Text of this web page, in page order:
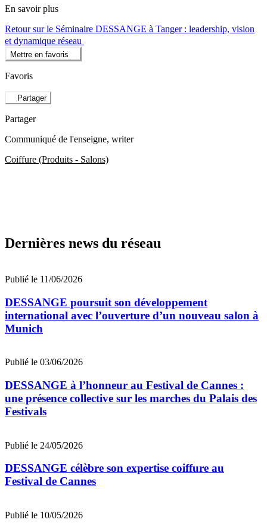
En savoir plus
Retour sur le Séminaire DESSANGE à Tanger : leadership, vision
et dynamique réseau
Mettre en favoris
Favoris
Partager
Partager
Communiqué de l'enseigne, writer
Coiffure (Produits - Salons)
Dernières news du réseau
Publié le 11/06/2026
DESSANGE poursuit son développement
international avec l’ouverture d’un nouveau salon à
Munich
Publié le 03/06/2026
DESSANGE à l’honneur au Festival de Cannes :
une présence collective sur les marches du Palais des
Festivals
Publié le 24/05/2026
DESSANGE célèbre son expertise coiffure au
Festival de Cannes
Publié le 10/05/2026